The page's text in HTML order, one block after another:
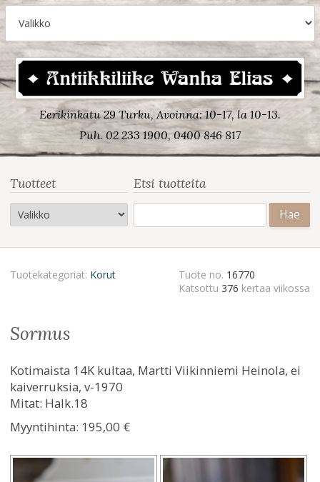
Eerikinkatu 29 Turku, Avoinna: 10-17, la 10-13.
Puh. 02 233 1900, 0400 846 817
Tuotteet Etsi tuotteita
Tuotekategoriat: Korut Tuote no. 16770
Katsottu 376 kertaa viikossa
sormus
Kotimaista 14K kultaa, Martti Viikinniemi Heinola, ei
kaiverruksia, v-1970
Mitat: Halk.18
Myyntihinta: 195,00 €